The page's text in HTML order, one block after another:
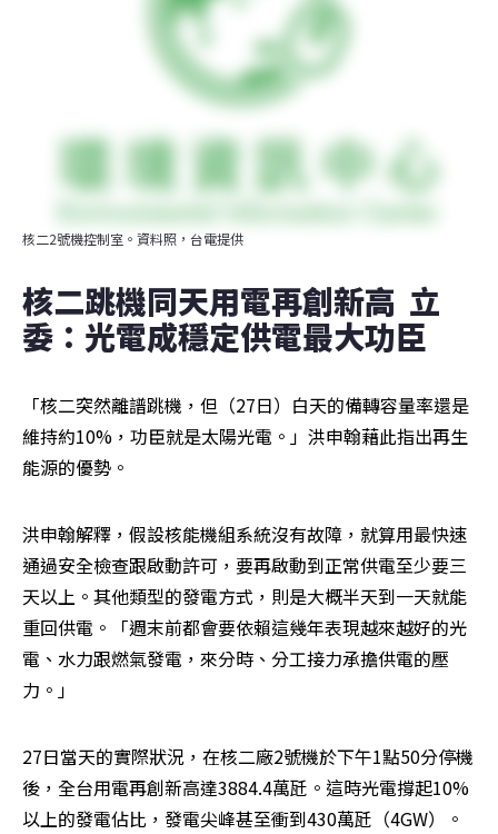
核二2號機控制室。資料照，台電提供
核二跳機同天用電再創新高  立
委：光電成穩定供電最大功臣
「核二突然離譜跳機，但（27日）白天的備轉容量率還是
維持約10%，功臣就是太陽光電。」洪申翰藉此指出再生
能源的優勢。
洪申翰解釋，假設核能機組系統沒有故障，就算用最快速
通過安全檢查跟啟動許可，要再啟動到正常供電至少要三
天以上。其他類型的發電方式，則是大概半天到一天就能
重回供電。「週末前都會要依賴這幾年表現越來越好的光
電、水力跟燃氣發電，來分時、分工接力承擔供電的壓
力。」
27日當天的實際狀況，在核二廠2號機於下午1點50分停機
後，全台用電再創新高達3884.4萬瓩。這時光電撐起10%
以上的發電佔比，發電尖峰甚至衝到430萬瓩（4GW）。